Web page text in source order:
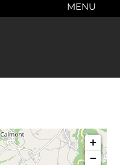
MENU
+
−